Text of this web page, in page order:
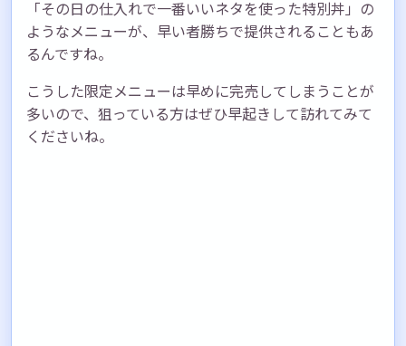
「その日の仕入れで一番いいネタを使った特別丼」の
ようなメニューが、早い者勝ちで提供されることもあ
るんですね。
こうした限定メニューは早めに完売してしまうことが
多いので、狙っている方はぜひ早起きして訪れてみて
くださいね。